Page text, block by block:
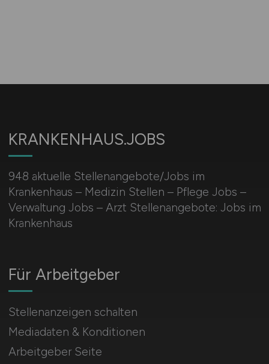
KRANKENHAUS.JOBS
948 aktuelle Stellenangebote/Jobs im
Krankenhaus – Medizin Stellen – Pflege Jobs –
Verwaltung Jobs – Arzt Stellenangebote: Jobs im
Krankenhaus
Für Arbeitgeber
Stellenanzeigen schalten
Mediadaten & Konditionen
Arbeitgeber Seite